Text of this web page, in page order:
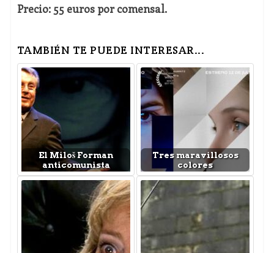
Precio: 55 euros por comensal.
TAMBIÉN TE PUEDE INTERESAR...
El Miloš Forman
anticomunista
Tres maravillosos
colores